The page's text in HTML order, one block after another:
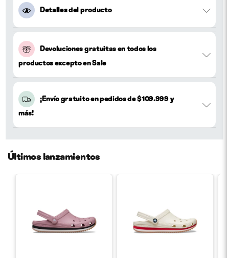
Detalles del producto
Devoluciones gratuitas en todos los
productos excepto en Sale
¡Envío gratuito en pedidos de $109.999 y
más!
Últimos lanzamientos